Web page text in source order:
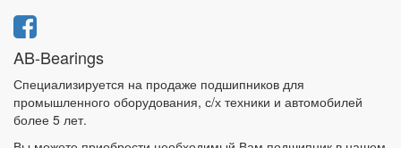
AB-Bearings
Специализируется на продаже подшипников для
промышленного оборудования, с/х техники и автомобилей
более 5 лет.